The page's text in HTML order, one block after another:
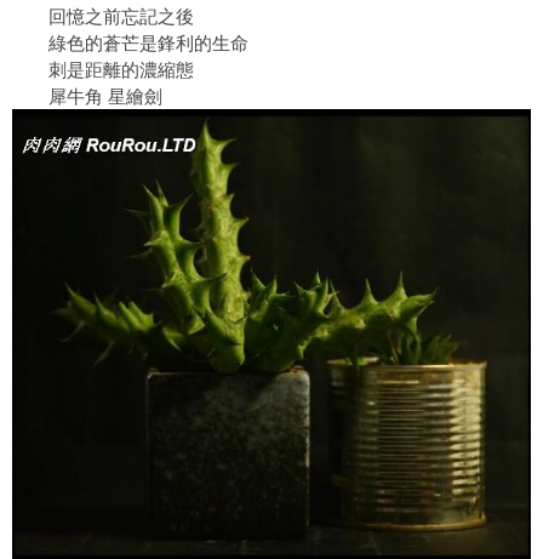
回憶之前忘記之後
綠色的蒼芒是鋒利的生命
刺是距離的濃縮態
犀牛角 星繪劍